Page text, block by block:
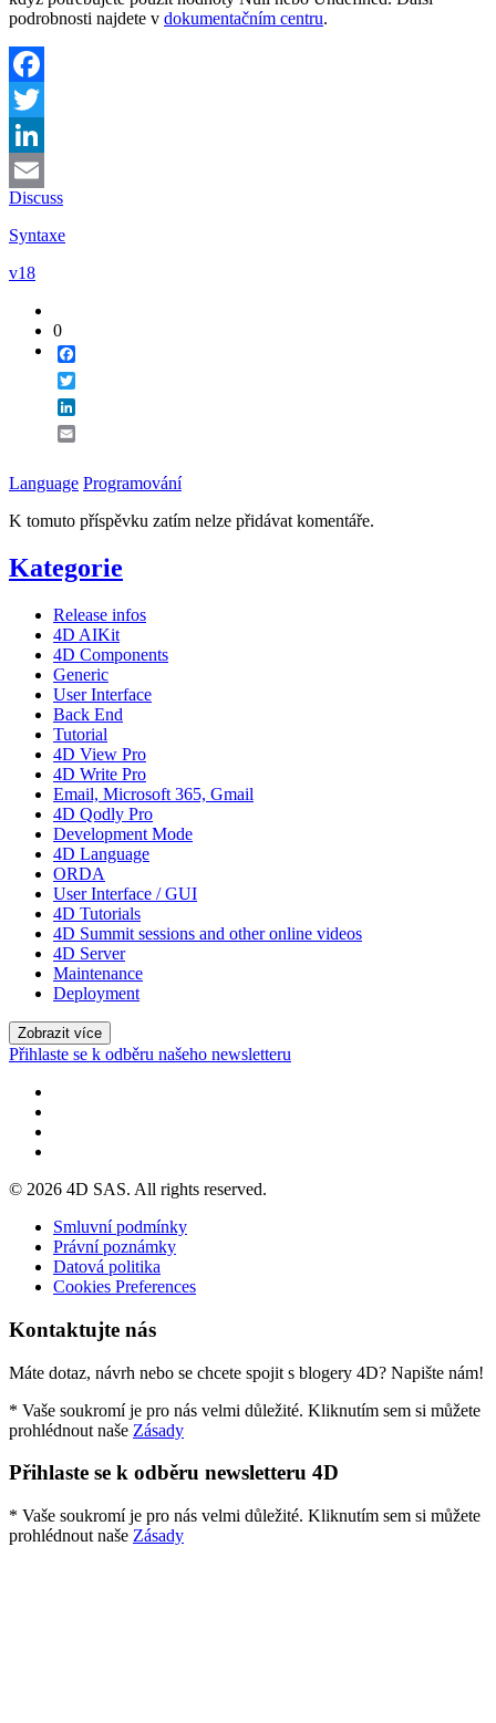
podrobnosti najdete v dokumentačním centru.
Facebook
Twitter
LinkedIn
Email
Discuss
Syntaxe
v18
0
Language Programování
K tomuto příspěvku zatím nelze přidávat komentáře.
Kategorie
Release infos
4D AIKit
4D Components
Generic
User Interface
Back End
Tutorial
4D View Pro
4D Write Pro
Email, Microsoft 365, Gmail
4D Qodly Pro
Development Mode
4D Language
ORDA
User Interface / GUI
4D Tutorials
4D Summit sessions and other online videos
4D Server
Maintenance
Deployment
Zobrazit více
Přihlaste se k odběru našeho newsletteru
© 2026 4D SAS. All rights reserved.
Smluvní podmínky
Právní poznámky
Datová politika
Cookies Preferences
Kontaktujte nás
Máte dotaz, návrh nebo se chcete spojit s blogery 4D? Napište nám!
* Vaše soukromí je pro nás velmi důležité. Kliknutím sem si můžete
prohlédnout naše Zásady
Přihlaste se k odběru newsletteru 4D
* Vaše soukromí je pro nás velmi důležité. Kliknutím sem si můžete
prohlédnout naše Zásady